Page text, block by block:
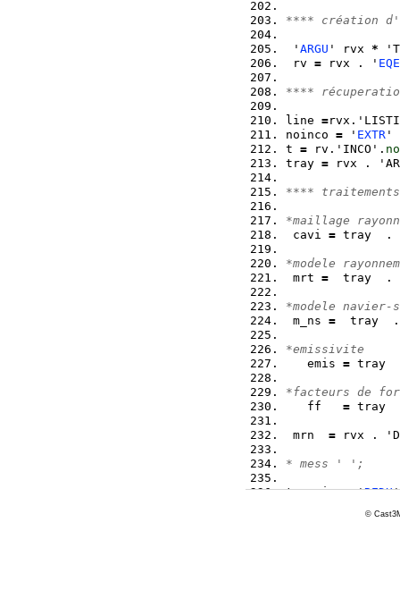
**** création
' ARGU ' rvx *
rv = rvx . '
****
line =
noinco = ' EXTR '
t = rv.'INCO'.
tray = rvx .
****
*maillage
cavi = tray  .
*modele
mrt =
tray  .
*modele navier-
m_ns =
tray
*emissivite
   emis
= tray
*facteurs de
   ff
= tray
mrn = rvx .
* mess ' ';
t_cavi = 'REDU'
©